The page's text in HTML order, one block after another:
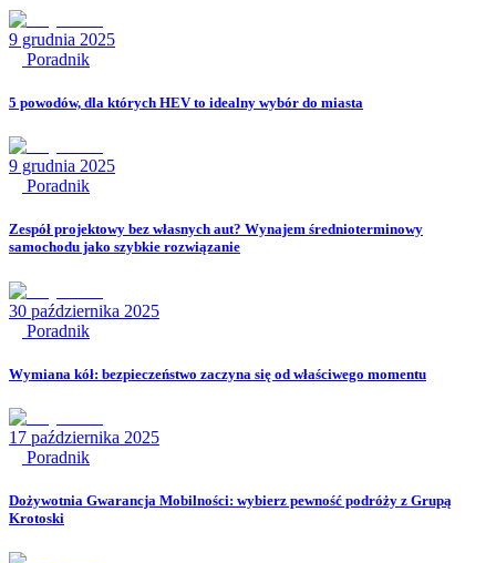
9 grudnia 2025
Poradnik
5 powodów, dla których HEV to idealny wybór do miasta
9 grudnia 2025
Poradnik
Zespół projektowy bez własnych aut? Wynajem średnioterminowy
samochodu jako szybkie rozwiązanie
30 października 2025
Poradnik
Wymiana kół: bezpieczeństwo zaczyna się od właściwego momentu
17 października 2025
Poradnik
Dożywotnia Gwarancja Mobilności: wybierz pewność podróży z Grupą
Krotoski